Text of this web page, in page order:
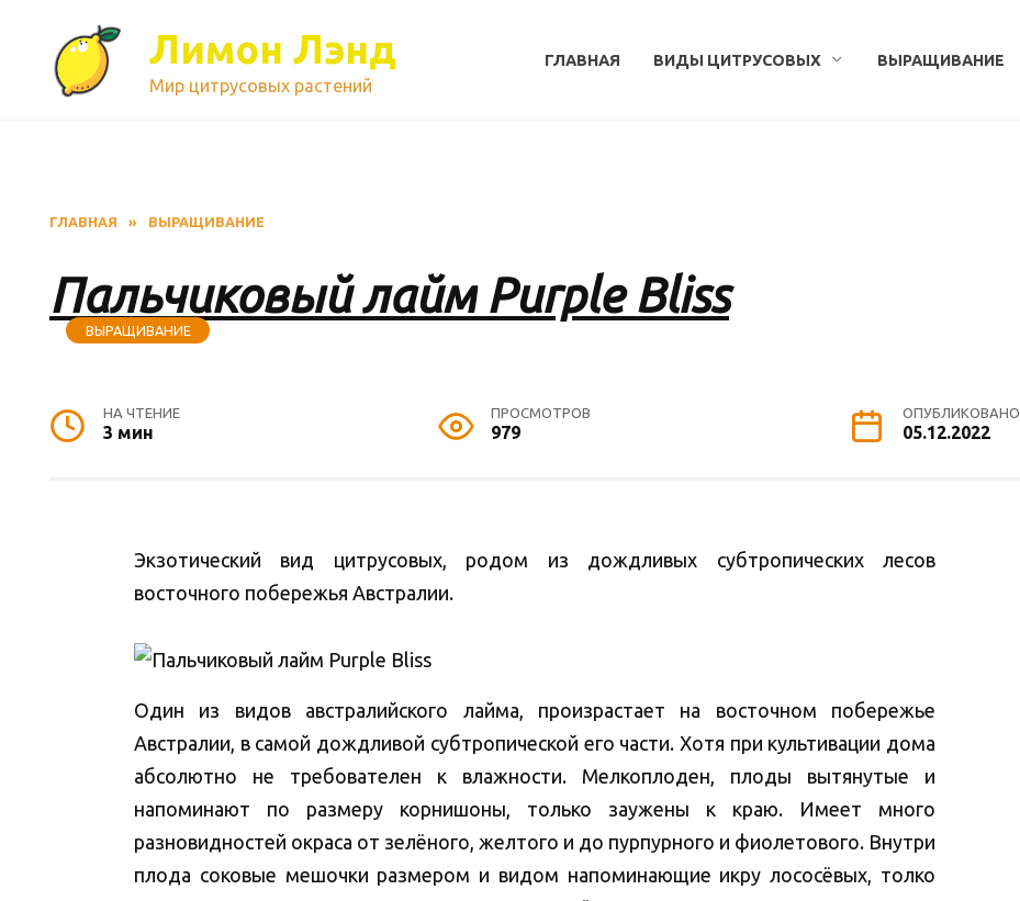
содержанию
Лимон Лэнд
Мир цитрусовых растений
ГЛАВНАЯ ВИДЫ ЦИТРУСОВЫХ ВЫРАЩИВАНИЕ
ГЛАВНАЯ » ВЫРАЩИВАНИЕ
Пальчиковый лайм Purple Bliss
ВЫРАЩИВАНИЕ
НА ЧТЕНИЕ
3 мин
ПРОСМОТРОВ
979
ОПУБЛИКОВАНО
05.12.2022
Экзотический вид цитрусовых, родом из дождливых субтропических лесов
восточного побережья Австралии.
Один из видов австралийского лайма, произрастает на восточном побережье
Австралии, в самой дождливой субтропической его части. Хотя при культивации дома
абсолютно не требователен к влажности. Мелкоплоден, плоды вытянутые и
напоминают по размеру корнишоны, только заужены к краю. Имеет много
разновидностей окраса от зелёного, желтого и до пурпурного и фиолетового. Внутри
плода соковые мешочки размером и видом напоминающие икру лососёвых, толко